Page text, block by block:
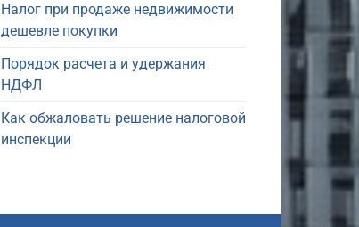
Налог при продаже недвижимости
дешевле покупки
Порядок расчета и удержания
НДФЛ
Как обжаловать решение налоговой
инспекции